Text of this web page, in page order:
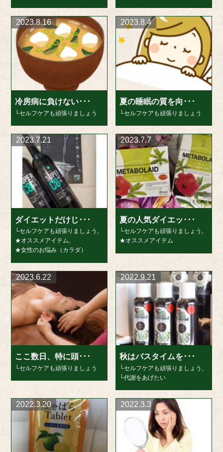
冷房病に負けない･･･
2023.8.16
└セルフケアも頑張りましょう
夏の睡眠の質を向･･･
2023.8.4
└セルフケアも頑張りましょう
ダイエットだけじ･･･
2023.7.21
└セルフケアも頑張りましょう ,
★オススメアイテム,
★女性のお悩み（カラダ）
夏の人気ダイエッ･･･
2023.7.7
└セルフケアも頑張りましょう ,
★オススメアイテム
ここ数日、特に頭･･･
2023.6.22
└セルフケアも頑張りましょう
秋はバスタイムを･･･
2022.9.21
└セルフケアも頑張りましょう
└代謝をあげたい
2022.3.20 2022.3.3